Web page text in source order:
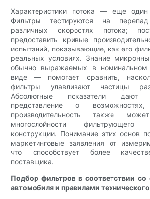
Характеристики потока — еще
Фильтры тестируются на
различных скоростях потока;
предоставить кривые
испытаний, показывающие, как его
реальных условиях. Знание
обычно выражаемых в номинальном
виде — помогает сравнить,
фильтры улавливают частицы
Абсолютные показатели дают
представление о
производительность также
многослойности
конструкции. Понимание этих основ
маркетинговые заявления от
что способствует более
поставщика.
Подбор фильтров в соответствии со
автомобиля и правилами